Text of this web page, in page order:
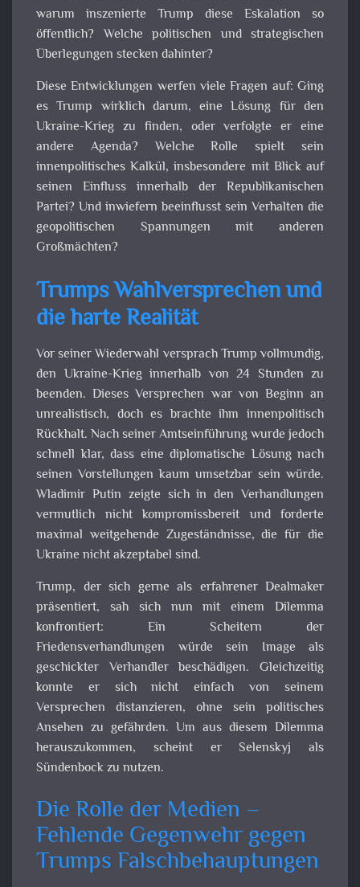
warum inszenierte Trump diese Eskalation so
öffentlich? Welche politischen und strategischen
Überlegungen stecken dahinter?
Diese Entwicklungen werfen viele Fragen auf: Ging
es Trump wirklich darum, eine Lösung für den
Ukraine-Krieg zu finden, oder verfolgte er eine
andere Agenda? Welche Rolle spielt sein
innenpolitisches Kalkül, insbesondere mit Blick auf
seinen Einfluss innerhalb der Republikanischen
Partei? Und inwiefern beeinflusst sein Verhalten die
geopolitischen Spannungen mit anderen
Großmächten?
Trumps Wahlversprechen und
die harte Realität
Vor seiner Wiederwahl versprach Trump vollmundig,
den Ukraine-Krieg innerhalb von 24 Stunden zu
beenden. Dieses Versprechen war von Beginn an
unrealistisch, doch es brachte ihm innenpolitisch
Rückhalt. Nach seiner Amtseinführung wurde jedoch
schnell klar, dass eine diplomatische Lösung nach
seinen Vorstellungen kaum umsetzbar sein würde.
Wladimir Putin zeigte sich in den Verhandlungen
vermutlich nicht kompromissbereit und forderte
maximal weitgehende Zugeständnisse, die für die
Ukraine nicht akzeptabel sind.
Trump, der sich gerne als erfahrener Dealmaker
präsentiert, sah sich nun mit einem Dilemma
konfrontiert: Ein Scheitern der
Friedensverhandlungen würde sein Image als
geschickter Verhandler beschädigen. Gleichzeitig
konnte er sich nicht einfach von seinem
Versprechen distanzieren, ohne sein politisches
Ansehen zu gefährden. Um aus diesem Dilemma
herauszukommen, scheint er Selenskyj als
Sündenbock zu nutzen.
Die Rolle der Medien –
Fehlende Gegenwehr gegen
Trumps Falschbehauptungen